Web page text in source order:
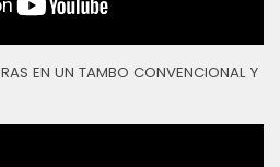
EN UN TAMBO CONVENCIONAL Y